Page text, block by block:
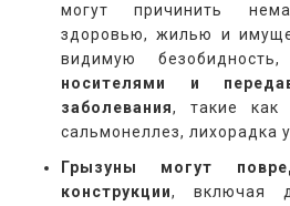
могут причинить
здоровью, жилью и
видимую
носителями и
заболевания, такие как
сальмонеллез, лихорадка
Грызуны могут
конструкции, включая